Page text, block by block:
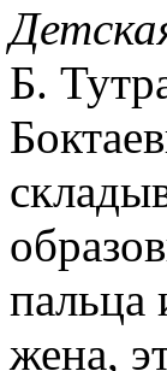
Б.
пальца
жена,